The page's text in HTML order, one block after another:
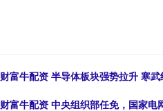
财富牛配资 半导体板块强势拉升 寒
财富牛配资 中央组织部任免，国家电